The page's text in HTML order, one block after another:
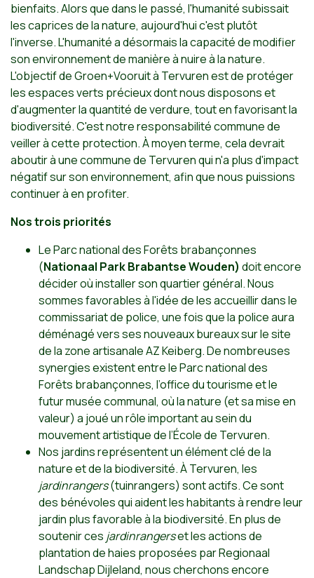
bienfaits. Alors que dans le passé, l'humanité subissait
les caprices de la nature, aujourd'hui c'est plutôt
l'inverse. L'humanité a désormais la capacité de modifier
son environnement de manière à nuire à la nature.
L'objectif de Groen+Vooruit à Tervuren est de protéger
les espaces verts précieux dont nous disposons et
d'augmenter la quantité de verdure, tout en favorisant la
biodiversité. C'est notre responsabilité commune de
veiller à cette protection. À moyen terme, cela devrait
aboutir à une commune de Tervuren qui n'a plus d'impact
négatif sur son environnement, afin que nous puissions
continuer à en profiter.
Nos trois priorités
Le Parc national des Forêts brabançonnes
(Nationaal Park Brabantse Wouden) doit encore
décider où installer son quartier général. Nous
sommes favorables à l'idée de les accueillir dans le
commissariat de police, une fois que la police aura
déménagé vers ses nouveaux bureaux sur le site
de la zone artisanale AZ Keiberg. De nombreuses
synergies existent entre le Parc national des
Forêts brabançonnes, l’office du tourisme et le
futur musée communal, où la nature (et sa mise en
valeur) a joué un rôle important au sein du
mouvement artistique de l’École de Tervuren.
Nos jardins représentent un élément clé de la
nature et de la biodiversité. À Tervuren, les
jardinrangers(tuinrangers) sont actifs. Ce sont
des bénévoles qui aident les habitants à rendre leur
jardin plus favorable à la biodiversité. En plus de
soutenir ces jardinrangerset les actions de
plantation de haies proposées par Regionaal
Landschap Dijleland, nous cherchons encore